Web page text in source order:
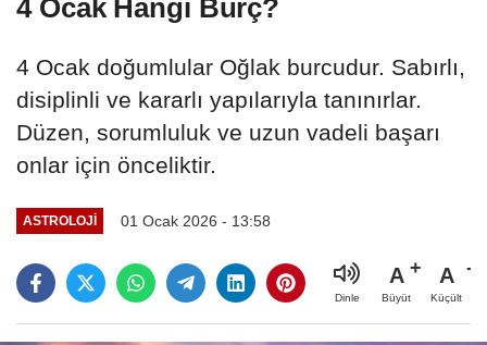
4 Ocak Hangi Burç?
4 Ocak doğumlular Oğlak burcudur. Sabırlı,
disiplinli ve kararlı yapılarıyla tanınırlar.
Düzen, sorumluluk ve uzun vadeli başarı
onlar için önceliktir.
ASTROLOJI 01 Ocak 2026 - 13:58
Dinle
A
Büyüt
A
Küçült